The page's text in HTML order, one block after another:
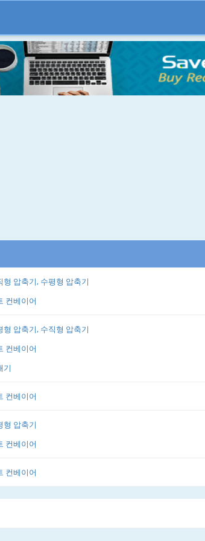
형 압축기, 수평형 압축기
컨베이어
형 압축기, 수직형 압축기
컨베이어
기
컨베이어
형 압축기
컨베이어
컨베이어